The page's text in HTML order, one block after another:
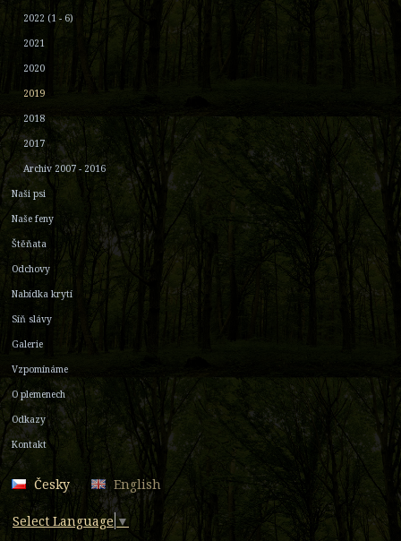
2022 (1 - 6)
2021
2020
2019
2018
2017
Archiv 2007 - 2016
Naši psi
Naše feny
Štěňata
Odchovy
Nabídka krytí
Síň slávy
Galerie
Vzpomínáme
O plemenech
Odkazy
Kontakt
Česky English
Select Language ▼